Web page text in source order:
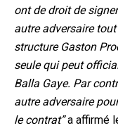
ont de droit de
autre adversaire
structure Gaston
seule qui peut
Balla Gaye. Par
autre adversaire
le contrat”a affirmé